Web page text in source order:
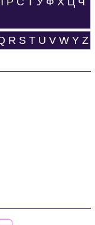
R S T U V W Y Z